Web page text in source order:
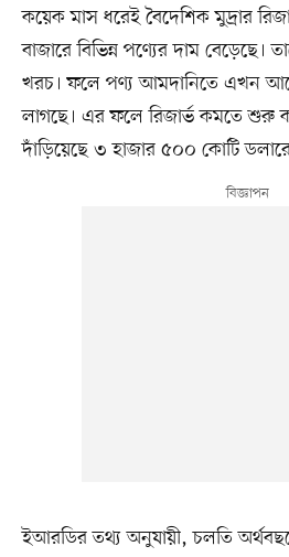
কয়েক মাস ধরেই বৈদেশিক মুদ্রার
বাজারে বিভিন্ন পণ্যের দাম বেড়েছে।
খরচ। ফলে পণ্য আমদানিতে এখন
লাগছে। এর ফলে রিজার্ভ কমতে শুরু
দাঁড়িয়েছে ৩ হাজার ৫০০ কোটি
ইআরডির তথ্য অনুযায়ী, চলতি